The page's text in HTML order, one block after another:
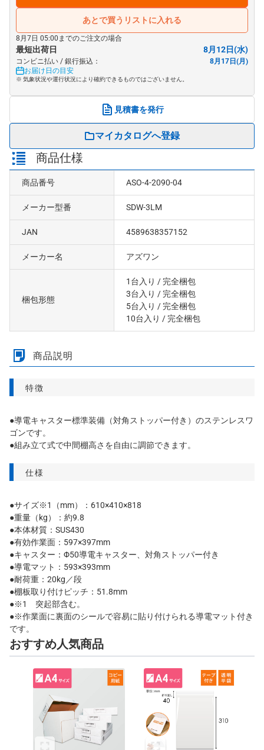
あとで買うリストに入れる
8月7日 05:00までのご注文の場合
最短出荷日 8月12日(水)
コンビニ払い / 銀行振込：
8月17日(月)
お届け日の目安
※ 気象状況や運行状況により確約できるものではございません。
見積書を発行
マイカタログへ登録
商品仕様
商品番号 ASO-4-2090-04
メーカー型番 SDW-3LM
JAN 4589638357152
メーカー名 アズワン
梱包形態
1台入り / 完全梱包
3台入り / 完全梱包
5台入り / 完全梱包
10台入り / 完全梱包
商品説明
特徴
●導電キャスター標準装備（対角ストッパー付き）のステンレスワ
ゴンです。
●組み立て式で中間棚高さを自由に調節できます。
仕様
●サイズ※1（mm）：610×410×818
●重量（kg）：約9.8
●本体材質：SUS430
●有効作業面：597×397mm
●キャスター：Φ50導電キャスター、対角ストッパー付き
●導電マット：593×393mm
●耐荷重：20kg／段
●棚板取り付けピッチ：51.8mm
●※1 突起部含む。
●※作業面に裏面のシールで容易に貼り付けられる導電マット付き
です。
おすすめ人気商品